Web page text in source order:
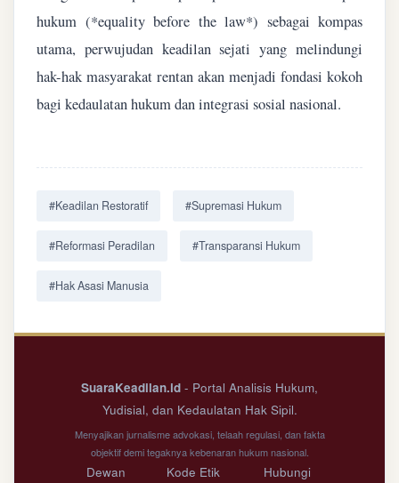
hukum (*equality before the law*) sebagai kompas
utama, perwujudan keadilan sejati yang melindungi
hak-hak masyarakat rentan akan menjadi fondasi kokoh
bagi kedaulatan hukum dan integrasi sosial nasional.
#Keadilan Restoratif #Supremasi Hukum
#Reformasi Peradilan #Transparansi Hukum
#Hak Asasi Manusia
SuaraKeadilan.id - Portal Analisis Hukum,
Yudisial, dan Kedaulatan Hak Sipil.
Menyajikan jurnalisme advokasi, telaah regulasi, dan fakta
objektif demi tegaknya kebenaran hukum nasional.
Dewan Kode Etik Hubungi